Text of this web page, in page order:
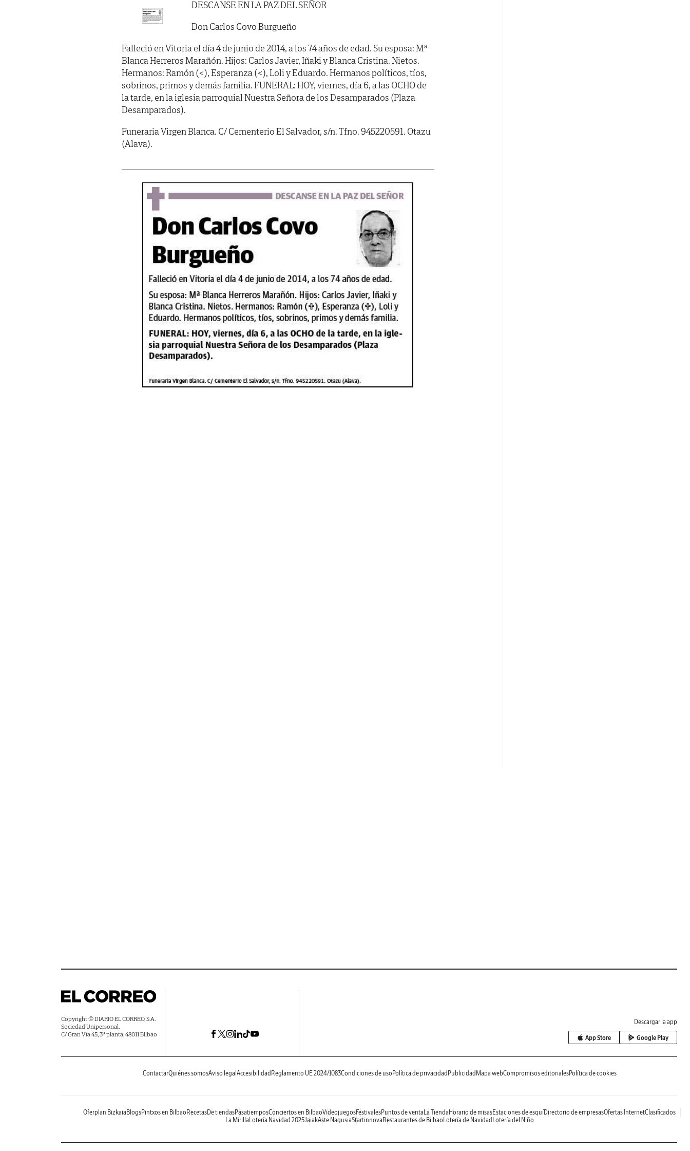
DESCANSE EN LA PAZ DEL SEÑOR
Don Carlos Covo Burgueño
Falleció en Vitoria el día 4 de junio de 2014, a los 74 años de edad. Su esposa: Mª
Blanca Herreros Marañón. Hijos: Carlos Javier, Iñaki y Blanca Cristina. Nietos.
Hermanos: Ramón (<), Esperanza (<), Loli y Eduardo. Hermanos políticos, tíos,
sobrinos, primos y demás familia. FUNERAL: HOY, viernes, día 6, a las OCHO de
la tarde, en la iglesia parroquial Nuestra Señora de los Desamparados (Plaza
Desamparados).
Funeraria Virgen Blanca. C/ Cementerio El Salvador, s/n. Tfno. 945220591. Otazu
(Alava).
Copyright © DIARIO EL CORREO, S.A.
Sociedad Unipersonal.
C/ Gran Vía 45, 3ª planta, 48011 Bilbao
Descargar la app
App Store Google Play
ContactarQuiénes somosAviso legal Accesibilidad Reglamento UE 2024/1083Condiciones de uso Política de privacidad Publicidad Mapa webCompromisos editorialesPolítica de cookies
Oferplan Bizkaia BlogsPintxos en Bilbao RecetasDe tiendasPasatiemposConciertos en BilbaoVideojuegosFestivalesPuntos de venta La Tienda Horario de misasEstaciones de esquíDirectorio de empresasOfertas InternetClasificados
La Mirilla Lotería Navidad 2025JaiakAste NagusiaStartinnova Restaurantes de Bilbao Lotería de Navidad Lotería del Niño